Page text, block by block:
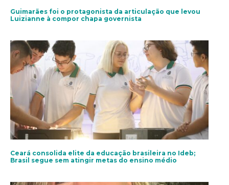
Guimarães foi o protagonista da articulação que levou
Luizianne à compor chapa governista
Ceará consolida elite da educação brasileira no Ideb;
Brasil segue sem atingir metas do ensino médio